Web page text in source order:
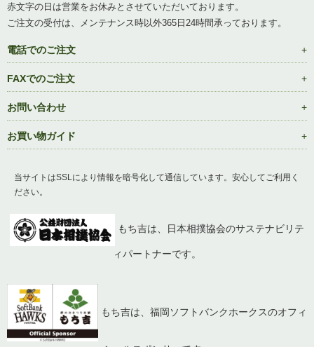
赤文字の日は営業をお休みとさせていただいております。
ご注文の受付は、メンテナンス時以外365日24時間承っております。
電話でのご注文
FAXでのご注文
お問い合わせ
お買い物ガイド
当サイトはSSLにより情報を暗号化して通信しています。安心してご利用く
ださい。
もち吉は、日本相撲協会のサステナビリテ
ィパートナーです。
もち吉は、福岡ソフトバンクホークスのオフィ